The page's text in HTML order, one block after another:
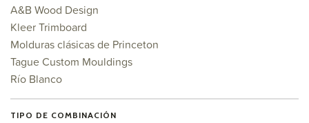
A&B Wood Design
Kleer Trimboard
Molduras clásicas de Princeton
Tague Custom Mouldings
Río Blanco
TIPO DE COMBINACIÓN